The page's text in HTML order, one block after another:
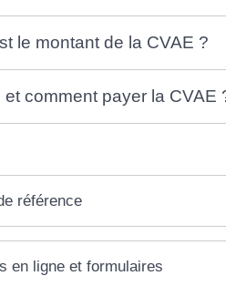
le montant de la CVAE ?
et comment payer la CVAE
référence
en ligne et formulaires